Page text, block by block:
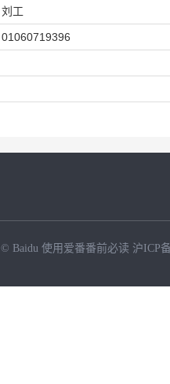
刘工
01060719396
© Baidu 使用爱番番前必读 沪ICP